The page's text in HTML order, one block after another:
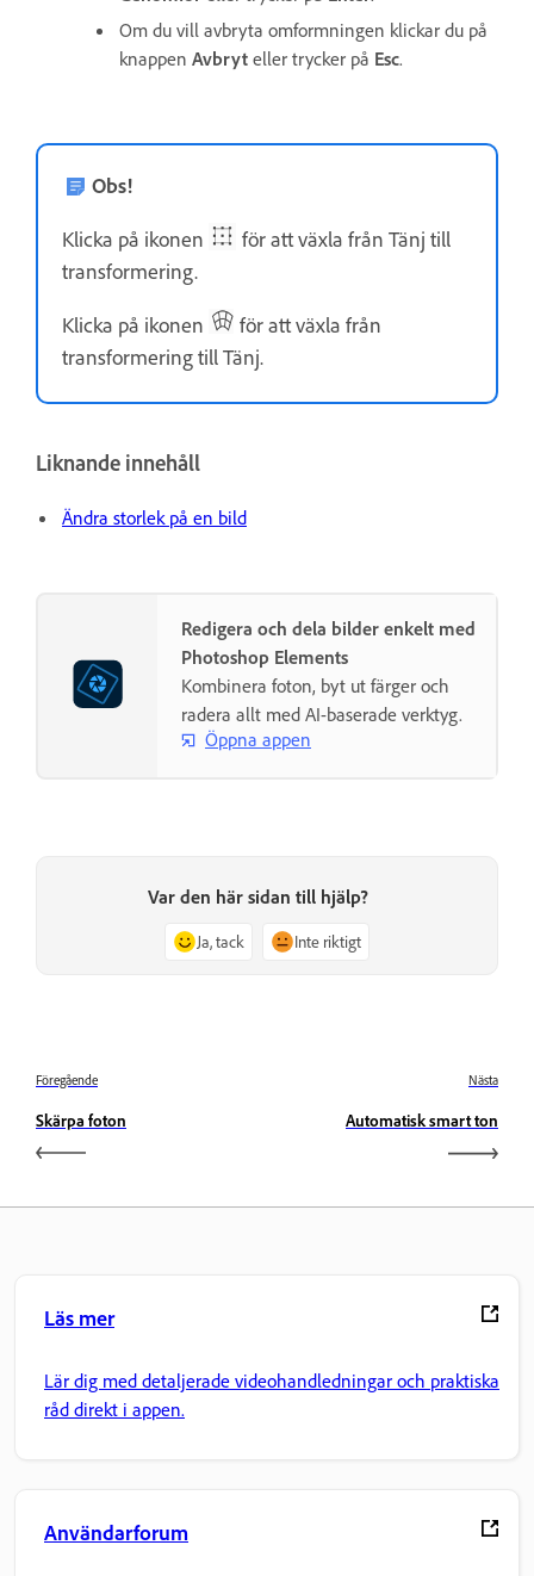
Om du vill avbryta omformningen klickar du på
knappen Avbryt eller trycker på Esc.
Obs!
Klicka på ikonen
för att växla från Tänj till
transformering.
Klicka på ikonen
för att växla från
transformering till Tänj.
Liknande innehåll
Ändra storlek på en bild
Redigera och dela bilder enkelt med
Photoshop Elements
Kombinera foton, byt ut färger och
radera allt med AI-baserade verktyg.
Öppna appen
Var den här sidan till hjälp?
Ja, tack Inte riktigt
Föregående
Skärpa foton
Nästa
Automatisk smart ton
Läs mer
Lär dig med detaljerade videohandledningar och praktiska
råd direkt i appen.
Användarforum